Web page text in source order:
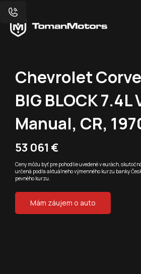
Chevrolet
BIG BLOCK 7.4L
Manual, CR,
53 061 €
Ceny môžu byť pre pohodlie uvedené v eurách,
určená podľa aktuálneho výmenného kurzu banky
pevného kurzu.
Mám záujem o auto